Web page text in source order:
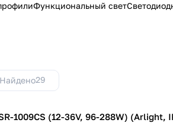
Функциональный свет
Найдено29
1009CS (12-36V, 96-288W) (Arlight,